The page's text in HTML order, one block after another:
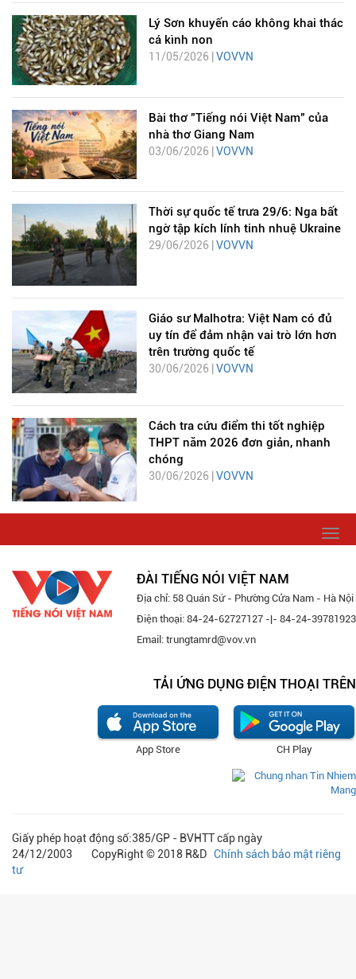
Lý Sơn khuyến cáo không khai thác
cá kình non
11/05/2026 | VOVVN
Bài thơ "Tiếng nói Việt Nam" của
nhà thơ Giang Nam
03/06/2026 | VOVVN
Thời sự quốc tế trưa 29/6: Nga bất
ngờ tập kích lính tinh nhuệ Ukraine
29/06/2026 | VOVVN
Giáo sư Malhotra: Việt Nam có đủ
uy tín để đảm nhận vai trò lớn hơn
trên trường quốc tế
30/06/2026 | VOVVN
Cách tra cứu điểm thi tốt nghiệp
THPT năm 2026 đơn giản, nhanh
chóng
30/06/2026 | VOVVN
ĐÀI TIẾNG NÓI VIỆT NAM
Địa chỉ: 58 Quán Sứ - Phường Cửa Nam - Hà Nội
Điện thoại: 84-24-62727127 -|- 84-24-39781923
Email: trungtamrd@vov.vn
TẢI ỨNG DỤNG ĐIỆN THOẠI TRÊN
CH Play
App Store
Giấy phép hoạt động số:385/GP - BVHTT cấp ngày
24/12/2003 CopyRight © 2018 R&D Chính sách bảo mật riêng
tư